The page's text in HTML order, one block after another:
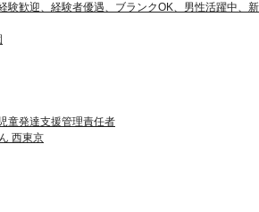
験歓迎、経験者優遇、ブランクOK、男性活躍中、新
童発達支援管理責任者
西東京